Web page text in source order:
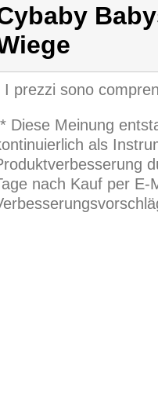
I prezzi sono
Diese Meinung
als
nach Kauf per E-